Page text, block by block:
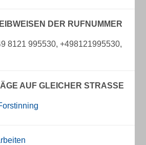
DER RUFNUMMER
8121 995530, +498121995530,
AUF GLEICHER STRASSE